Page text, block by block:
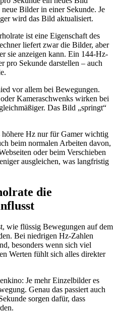
Bilder in einer Sekunde. Je
wird das Bild aktualisiert.
ist eine Eigenschaft des
liefert zwar die Bilder, aber
sie anzeigen kann. Ein 144-Hz-
Sekunde darstellen – auch
vor allem bei Bewegungen.
Kameraschwenks wirken bei
Das Bild „springt“
Hz nur für Gamer wichtig
beim normalen Arbeiten davon,
oder beim Verschieben
ausgleichen, was langfristig
die
wie flüssig Bewegungen auf dem
Bei niedrigen Hz-Zahlen
besonders wenn sich viel
Werten fühlt sich alles direkter
Je mehr Einzelbilder es
Genau das passiert auch
sorgen dafür, dass